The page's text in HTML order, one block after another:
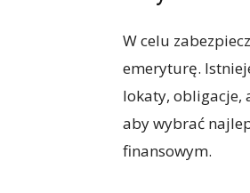
W celu
emeryturę.
lokaty, obligacje,
aby wybrać
finansowym.